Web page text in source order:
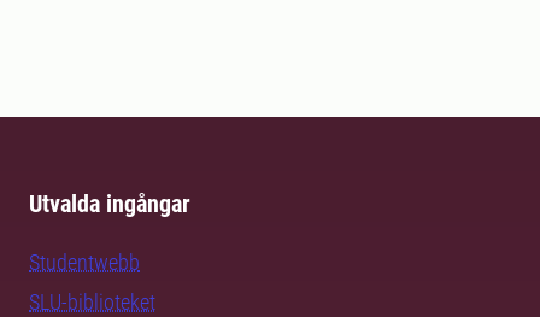
Utvalda ingångar
Studentwebb
SLU-biblioteket